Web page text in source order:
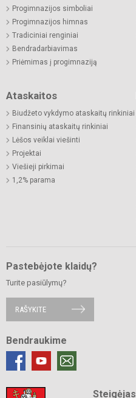
Progimnazijos simboliai
Progimnazijos himnas
Tradiciniai renginiai
Bendradarbiavimas
Priėmimas į progimnaziją
Ataskaitos
Biudžeto vykdymo ataskaitų rinkiniai
Finansinių ataskaitų rinkiniai
Lėšos veiklai viešinti
Projektai
Viešieji pirkimai
1,2% parama
Pastebėjote klaidų?
Turite pasiūlymų?
RAŠYKITE
Bendraukime
Steigėjas